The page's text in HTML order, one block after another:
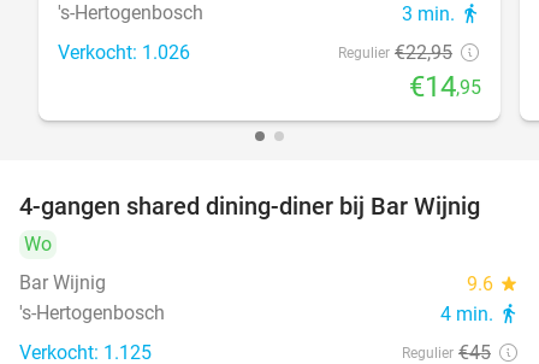
's-Hertogenbosch 3 min. directions_walk
Verkocht: 1.026 Regulier €22,95
€14,95
45%
4-gangen shared dining-diner bij Bar Wijnig
Wo
Bar Wijnig
9.6 star
's-Hertogenbosch 4 min. directions_walk
Verkocht: 1.125 Regulier €45